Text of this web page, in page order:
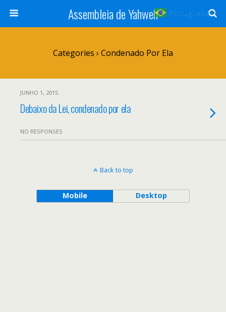
Assembleia de Yahweh
Categories › Condenado Por Ela
JUNHO 1, 2015
Debaixo da Lei, condenado por ela
NO RESPONSES
Back to top
Mobile Desktop
Portuguese ▼